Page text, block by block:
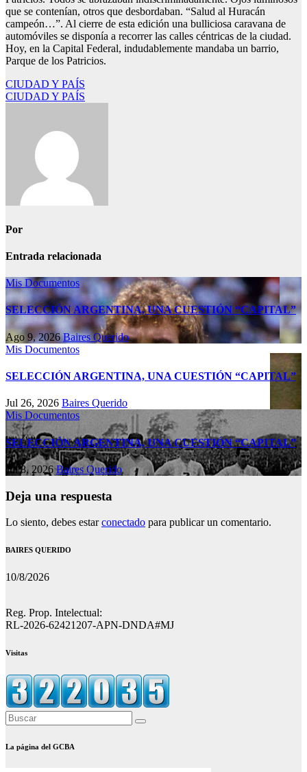
que se contenían, otros que desbordaban. “Salud al Huracán
campeón…”. Al cierre de esta edición una bulliciosa caravana de
automóviles se disponía a recorrer las calles céntricas de la ciudad.
Hoy, en la Capital Federal, indudablemente mandaba un barrio,
Parque de los Patricios.
Navegación
de
CIUDAD Y PAÍS
CIUDAD Y PAÍS
Por
Entrada relacionada
Mis Documentos
SELECCIÓN ARGENTINA, UNA CUESTIÓN “CAPITAL”
Ago 9, 2026Baires Querido
Mis Documentos
SELECCIÓN ARGENTINA, UNA CUESTIÓN “CAPITAL”
Jul 26, 2026 Baires Querido
Mis Documentos
SELECCIÓN ARGENTINA, UNA CUESTIÓN “CAPITAL”
Jul 8, 2026Baires Querido
Deja una respuesta
Lo siento, debes estarconectado para publicar un comentario.
BAIRES QUERIDO
10/8/2026
Reg. Prop. Intelectual:
RL-2026-62421207-APN-DNDA#MJ
Visitas
La página del GCBA